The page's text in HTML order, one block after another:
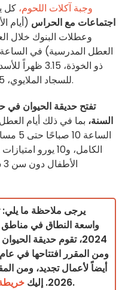
وجبة آكلات اللحوم، كل
اجتماعات مع الحراس (أيام
وعطلات البنوك خلال
للسجاد الملايوي، 4.15 ظهراً للشيطان التسماني.
تفتح حديقة الحيوان في
السنة،
الأطفال دون سن 3 سنوات. الموقع
يرجى ملاحظة ما يلي:
واسعة النطاق في مناطق
2024، تقوم حديقة
أيضاً لأعمال تجديد، ومن
2026. إليك.